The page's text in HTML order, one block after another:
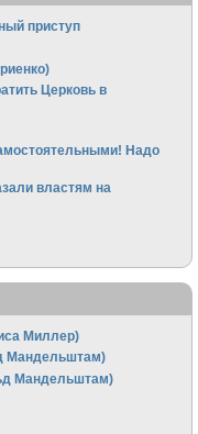
приступ
Церковь в
Надо
властям на
Миллер)
Мандельштам)
Мандельштам)